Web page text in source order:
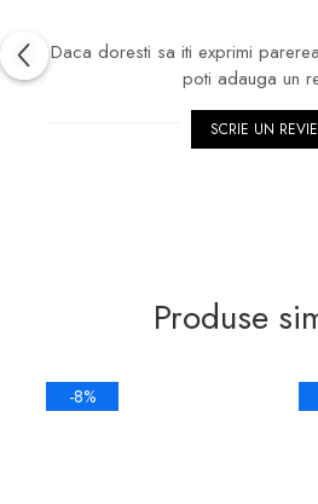
Daca doresti sa iti exprimi
poti adauga un
SCRIE UN
Produse
-8%